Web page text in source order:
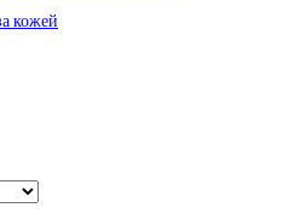
кожей